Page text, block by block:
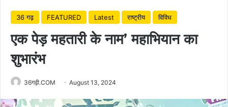
36 गढ़ FEATURED Latest राष्ट्रीय विविध
एक पेड़ महतारी के नाम’ महाभियान का
शुभारंभ
36गढ़ी.COM August 13, 2024